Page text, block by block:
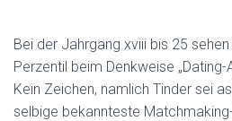
Bei der Jahrgang xviii bis 25
Perzentil beim Denkweise
Kein Zeichen, namlich Tinder sei
selbige bekannteste